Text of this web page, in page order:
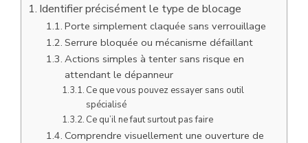
Identifier précisément le type de blocage
Porte simplement claquée sans verrouillage
Serrure bloquée ou mécanisme défaillant
Actions simples à tenter sans risque en
attendant le dépanneur
Ce que vous pouvez essayer sans outil
spécialisé
Ce qu’il ne faut surtout pas faire
Comprendre visuellement une ouverture de